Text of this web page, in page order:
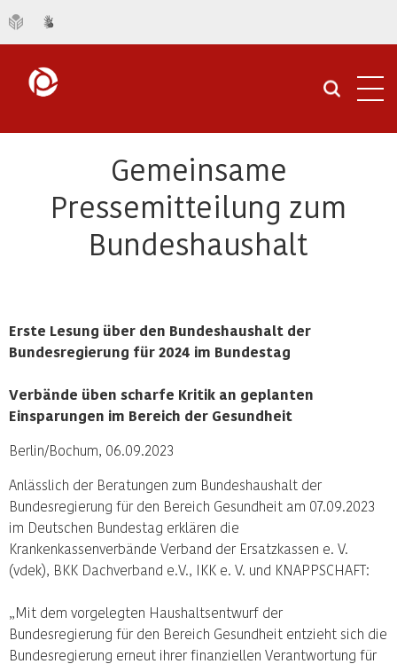
Gemeinsame
Pressemitteilung zum
Bundeshaushalt
Erste Lesung über den Bundeshaushalt der
Bundesregierung für 2024 im Bundestag
Verbände üben scharfe Kritik an geplanten
Einsparungen im Bereich der Gesundheit
Berlin/Bochum, 06.09.2023
Anlässlich der Beratungen zum Bundeshaushalt der
Bundesregierung für den Bereich Gesundheit am 07.09.2023
im Deutschen Bundestag erklären die
Krankenkassenverbände Verband der Ersatzkassen e. V.
(vdek), BKK Dachverband e.V., IKK e. V. und KNAPPSCHAFT:
„Mit dem vorgelegten Haushaltsentwurf der
Bundesregierung für den Bereich Gesundheit entzieht sich die
Bundesregierung erneut ihrer finanziellen Verantwortung für